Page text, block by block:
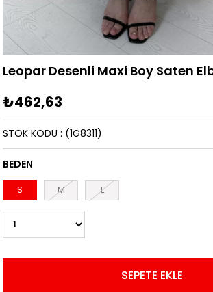
Leopar Desenli Maxi Boy Saten
₺462,63
(1G8311)
STOK KODU
BEDEN
S M L